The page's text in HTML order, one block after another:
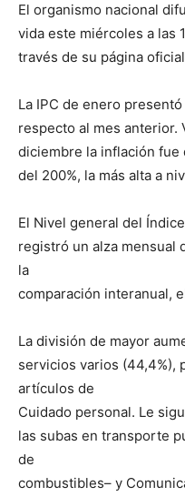
El organismo nacional
vida este miércoles a las
través de su página
La IPC de enero
respecto al mes anterior.
diciembre la inflación fue
del 200%, la más alta a
El Nivel general del
registró un alza mensual
la
comparación interanual,
La división de mayor
servicios varios (44,4%),
artículos de
Cuidado personal. Le
las subas en transporte
de
combustibles– y